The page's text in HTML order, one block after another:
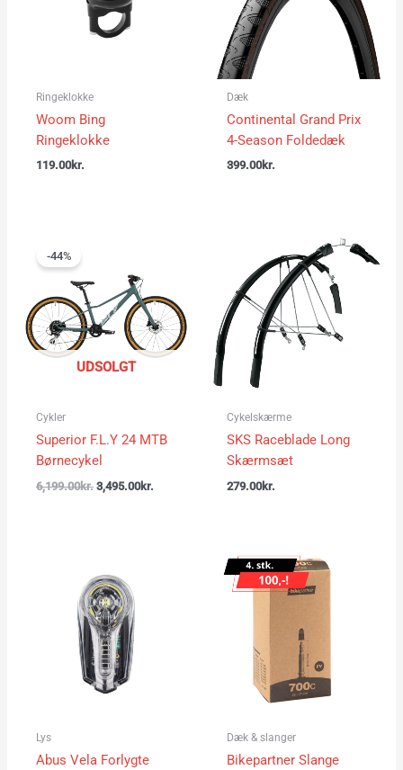
Ringeklokke
Woom Bing
Ringeklokke
119.00kr.
Dæk
Continental Grand Prix
4-Season Foldedæk
399.00kr.
UDSOLGT
-44%
Cykler
Superior F.L.Y 24 MTB
Børnecykel
6,199.00kr.
var:
6,199.00kr..
3,495.00kr.
3,495.00kr..
Cykelskærme
SKS Raceblade Long
Skærmsæt
279.00kr.
Lys
Abus Vela Forlygte
Dæk & slanger
Bikepartner Slange